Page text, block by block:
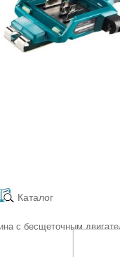
Каталог
c бесщеточным